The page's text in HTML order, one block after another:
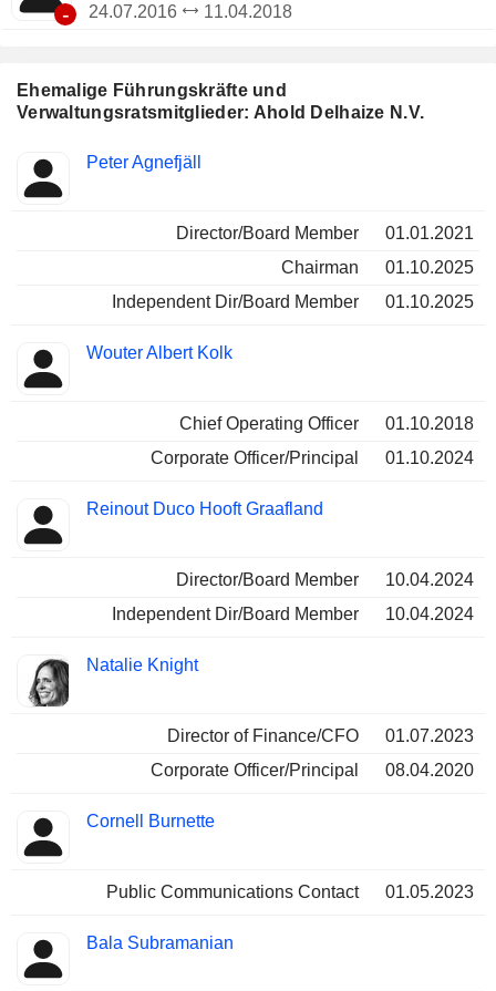
Ehemalige Führungskräfte und
Verwaltungsratsmitglieder: Ahold Delhaize N.V.
Insider
Besetzte
Positionen
Peter Agnefjäll
Director/Board Member
01.01.2021
Chairman
01.10.2025
Independent Dir/Board Member
01.10.2025
Wouter Albert Kolk
Chief Operating Officer
01.10.2018
Corporate Officer/Principal
01.10.2024
Reinout Duco Hooft Graafland
Director/Board Member
10.04.2024
Independent Dir/Board Member
10.04.2024
Natalie Knight
Director of Finance/CFO
01.07.2023
Corporate Officer/Principal
08.04.2020
Cornell Burnette
Public Communications Contact 01.05.2023
Bala Subramanian
- 24.07.2016 11.04.2018